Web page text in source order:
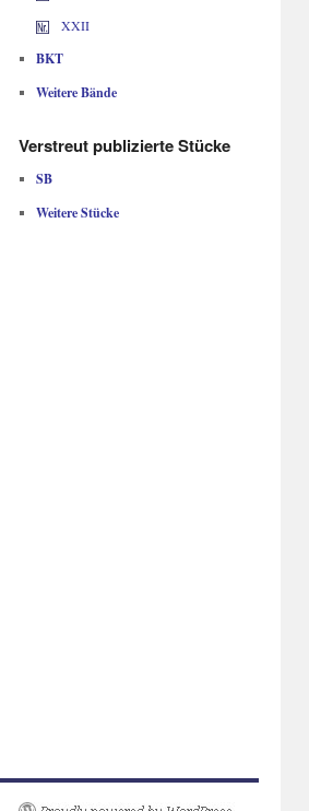
XXII
BKT
Weitere Bände
Verstreut publizierte Stücke
SB
Weitere Stücke